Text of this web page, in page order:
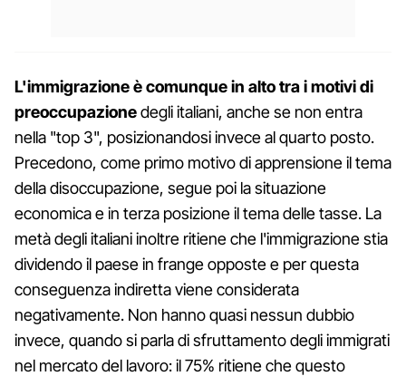
L'immigrazione è comunque in alto tra i motivi di
preoccupazionedegli italiani, anche se non entra
nella "top 3", posizionandosi invece al quarto posto.
Precedono, come primo motivo di apprensione il tema
della disoccupazione, segue poi la situazione
economica e in terza posizione il tema delle tasse. La
metà degli italiani inoltre ritiene che l'immigrazione stia
dividendo il paese in frange opposte e per questa
conseguenza indiretta viene considerata
negativamente. Non hanno quasi nessun dubbio
invece, quando si parla di sfruttamento degli immigrati
nel mercato del lavoro: il 75% ritiene che questo